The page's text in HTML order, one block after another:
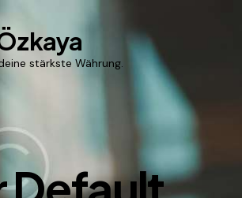
stärkste Währung.